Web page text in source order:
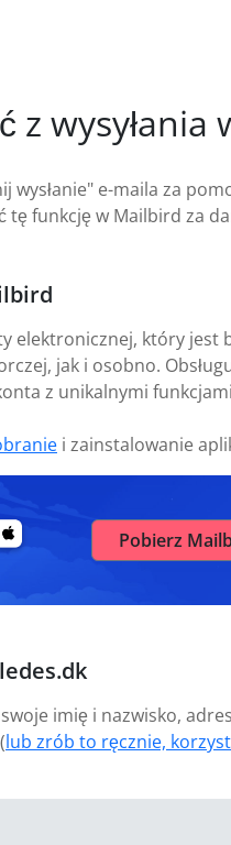
z
wysłanie" e-maila za
tę funkcję w Mailbird za
elektronicznej, który jest
jak i osobno.
z unikalnymi
i zainstalowanie
Pobierz
imię i nazwisko,
lub zrób to ręcznie,